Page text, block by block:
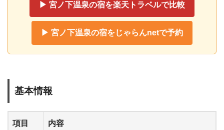
▶ 宮ノ下温泉の宿を楽天トラベルで比較
▶ 宮ノ下温泉の宿をじゃらんnetで予約
基本情報
項目 内容